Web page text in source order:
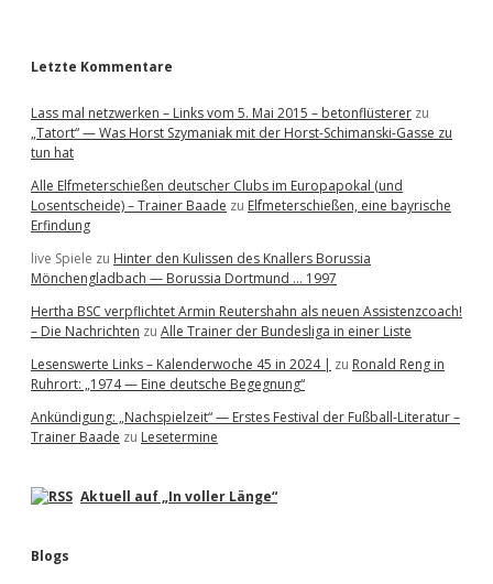
Letzte Kommentare
Lass mal netzwerken – Links vom 5. Mai 2015 – betonflüsterer zu
„Tatort“ — Was Horst Szymaniak mit der Horst-Schimanski-Gasse zu
tun hat
Alle Elfmeterschießen deutscher Clubs im Europapokal (und
Losentscheide) – Trainer Baade zu Elfmeterschießen, eine bayrische
Erfindung
live Spiele zu Hinter den Kulissen des Knallers Borussia
Mönchengladbach — Borussia Dortmund … 1997
Hertha BSC verpflichtet Armin Reutershahn als neuen Assistenzcoach!
– Die Nachrichten zu Alle Trainer der Bundesliga in einer Liste
Lesenswerte Links – Kalenderwoche 45 in 2024 | zu Ronald Reng in
Ruhrort: „1974 — Eine deutsche Begegnung“
Ankündigung: „Nachspielzeit“ — Erstes Festival der Fußball-Literatur –
Trainer Baade zu Lesetermine
Aktuell auf „In voller Länge“
Blogs